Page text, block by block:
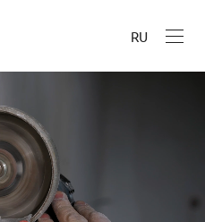
RU